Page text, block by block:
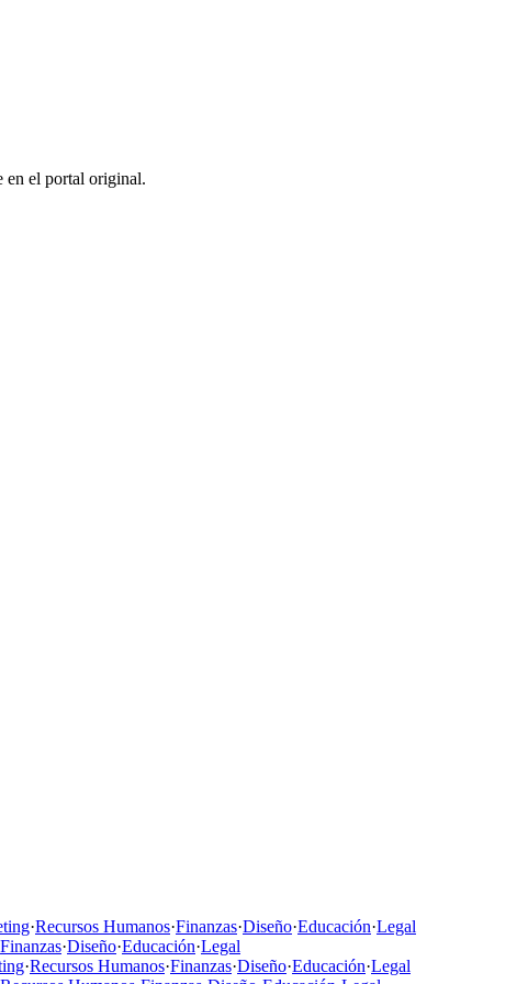
en el portal original.
·Recursos Humanos·Finanzas·Diseño·Educación·Legal
Finanzas·Diseño·Educación·Legal
·Recursos Humanos·Finanzas·Diseño·Educación·Legal